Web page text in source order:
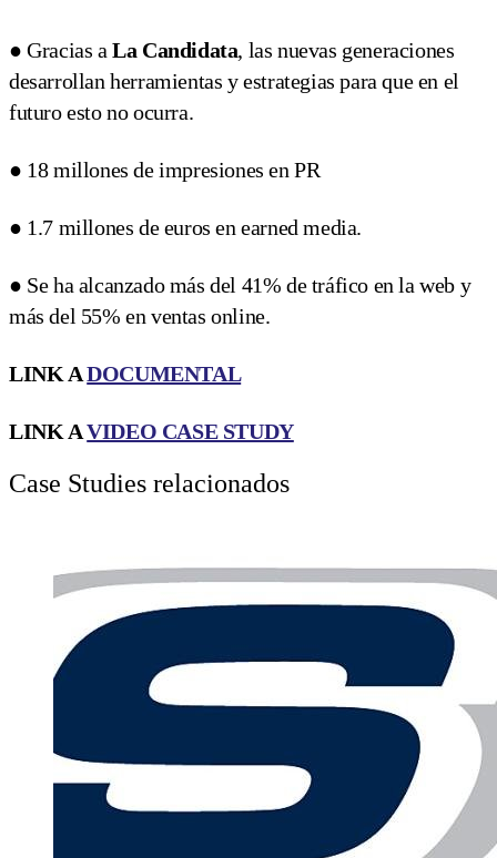
● Gracias aLa Candidata, las nuevas generaciones
desarrollan herramientas y estrategias para que en el
futuro esto no ocurra.
● 18 millones de impresiones en PR
● 1.7 millones de euros en earned media.
● Se ha alcanzado más del 41% de tráfico en la web y
más del 55% en ventas online.
LINK ADOCUMENTAL
LINK AVIDEO CASE STUDY
Case Studies relacionados